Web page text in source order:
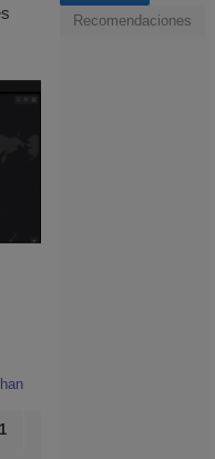
1
Recomendaciones